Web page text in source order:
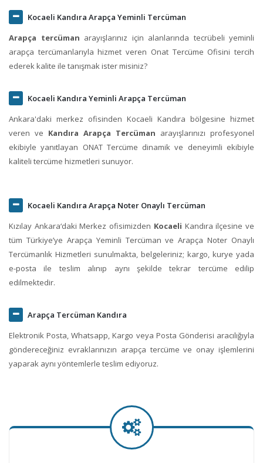
Kocaeli Kandıra Arapça Yeminli Tercüman
Arapça tercüman arayışlarınız için alanlarında tecrübeli yeminli
arapça tercümanlarıyla hizmet veren Onat Tercüme Ofisini tercih
ederek kalite ile tanışmak ister misiniz?
Kocaeli Kandıra Yeminli Arapça Tercüman
Ankara'daki merkez ofisinden Kocaeli Kandıra bölgesine hizmet
veren ve Kandıra Arapça Tercüman arayışlarınızı profesyonel
ekibiyle yanıtlayan ONAT Tercüme dinamik ve deneyimli ekibiyle
kaliteli tercüme hizmetleri sunuyor.
Kocaeli Kandıra Arapça Noter Onaylı Tercüman
Kızılay Ankara‘daki Merkez ofisimizden Kocaeli Kandıra ilçesine ve
tüm Türkiye’ye Arapça Yeminli Tercüman ve Arapça Noter Onaylı
Tercümanlık Hizmetleri sunulmakta, belgeleriniz; kargo, kurye yada
e-posta ile teslim alınıp aynı şekilde tekrar tercüme edilip
edilmektedir.
Arapça Tercüman Kandıra
Elektronik Posta, Whatsapp, Kargo veya Posta Gönderisi aracılığıyla
göndereceğiniz evraklarınızın arapça tercüme ve onay işlemlerini
yaparak aynı yöntemlerle teslim ediyoruz.